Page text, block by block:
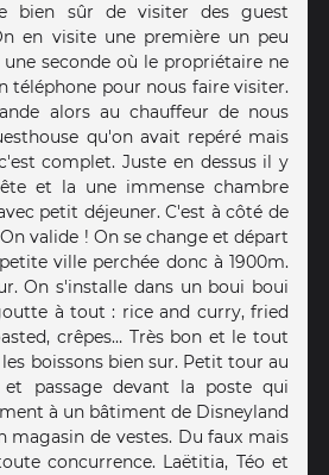
bien sûr de visiter des guest
en visite une première un peu
seconde où le propriétaire ne
téléphone pour nous faire visiter.
alors au chauffeur de nous
qu'on avait repéré mais
complet. Juste en dessus il y
et la une immense chambre
petit déjeuner. C'est à côté de
valide ! On se change et départ
ville perchée donc à 1900m.
On s'installe dans un boui boui
à tout : rice and curry, fried
crêpes… Très bon et le tout
les boissons bien sur. Petit tour au
passage devant la poste qui
à un bâtiment de Disneyland
magasin de vestes. Du faux mais
concurrence. Laëtitia, Téo et